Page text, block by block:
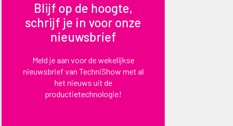
Blijf op de hoogte,
schrijf je in voor onze
nieuwsbrief
Meld je aan voor de wekelijkse
nieuwsbrief van TechniShow met al
het nieuws uit de
productietechnologie!